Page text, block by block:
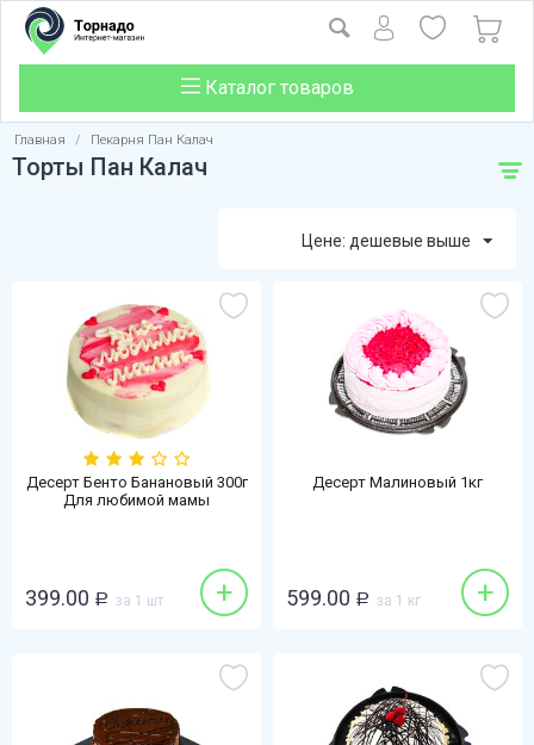
Каталог товаров
Главная / Пекарня Пан Калач
Торты Пан Калач
Цене: дешевые выше
Десерт Бенто Банановый 300г
Для любимой мамы
399.00 Р за 1 шт +
Десерт Малиновый 1кг
599.00 Р за 1 кг +